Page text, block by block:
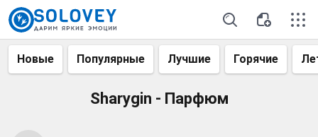
Новые Популярные Лучшие Горячие
Sharygin - Парфюм